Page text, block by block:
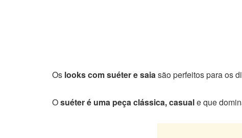
Os looks com suéter e saiasão perfeitos para os
Osuéter é uma peça clássica, casuale que